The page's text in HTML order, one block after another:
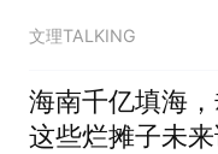
气预报
文理TALKING
海南千亿填海
这些烂摊子未